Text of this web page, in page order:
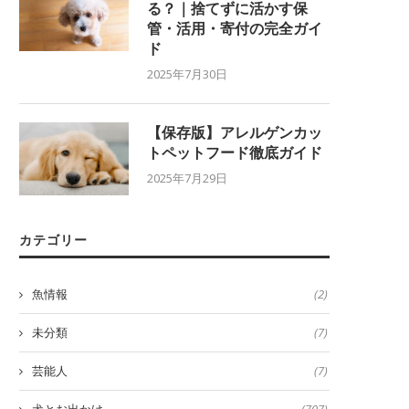
る？｜捨てずに活かす保
管・活用・寄付の完全ガイ
ド
2025年7月30日
【保存版】アレルゲンカッ
トペットフード徹底ガイド
2025年7月29日
カテゴリー
魚情報 (2)
未分類 (7)
芸能人 (7)